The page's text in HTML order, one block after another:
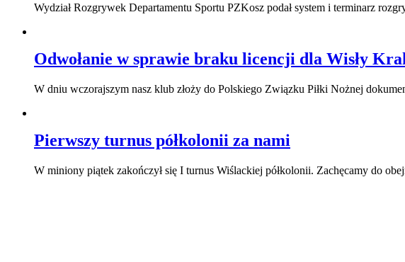
Wydział Rozgrywek Departamentu Sportu PZKosz podał system i terminarz
Odwołanie w sprawie braku licencji dla Wisły
W dniu wczorajszym nasz klub złoży do Polskiego Związku Piłki Nożnej
Pierwszy turnus półkolonii za nami
W miniony piątek zakończył się I turnus Wiślackiej półkolonii. Zachęcamy do